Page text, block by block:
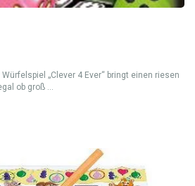
„Clever 4 Ever“ bringt einen riesen
ob groß ...